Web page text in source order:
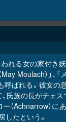
れる女の家付き妖
Moulach）」、
呼ばれる。彼女の
、氏族の長がチ
ー（Achnarrow）
たという。